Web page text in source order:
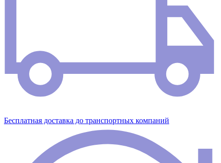
Бесплатная доставка до транспортных компаний